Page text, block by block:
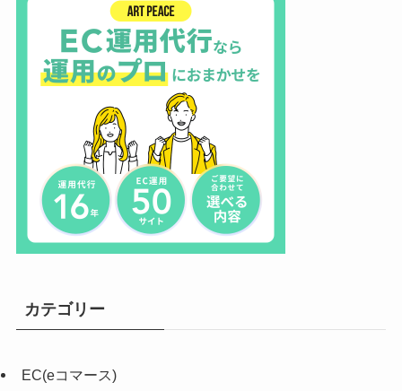
カテゴリー
EC(eコマース)